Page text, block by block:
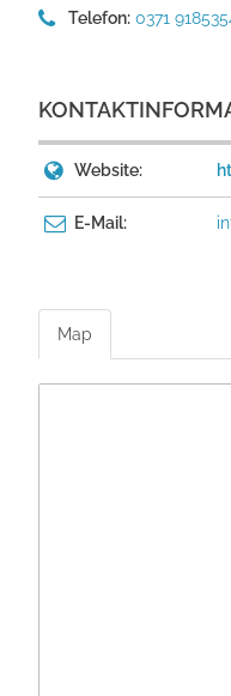
Telefon: 0371
Website:
E-Mail:
Map